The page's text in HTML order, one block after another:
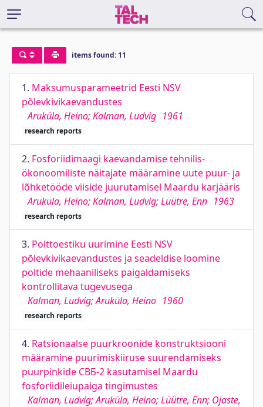
items found: 11
1. Maksumusparameetrid Eesti NSV
põlevkivikaevandustes
Aruküla, Heino; Kalman, Ludvig 1961
research reports
2. Fosforiidimaagi kaevandamise tehnilis-
ökonoomiliste näitajate määramine uute puur- ja
lõhketööde viiside juurutamisel Maardu karjääris
Aruküla, Heino; Kalman, Ludvig; Lüütre, Enn 1963
research reports
3. Polttoestiku uurimine Eesti NSV
põlevkivikaevandustes ja seadeldise loomine
poltide mehaaniliseks paigaldamiseks
kontrollitava tugevusega
Kalman, Ludvig; Aruküla, Heino 1960
research reports
4. Ratsionaalse puurkroonide konstruktsiooni
määramine puurimiskiiruse suurendamiseks
puurpinkide СВБ-2 kasutamisel Maardu
fosforiidileiupaiga tingimustes
Kalman, Ludvig; Aruküla, Heino; Lüütre, Enn; Ojaste,